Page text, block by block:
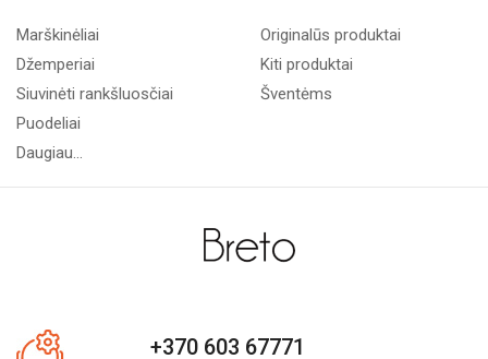
Marškinėliai
Džemperiai
Siuvinėti rankšluosčiai
Puodeliai
Daugiau...
Originalūs produktai
Kiti produktai
Šventėms
+370 603 67771